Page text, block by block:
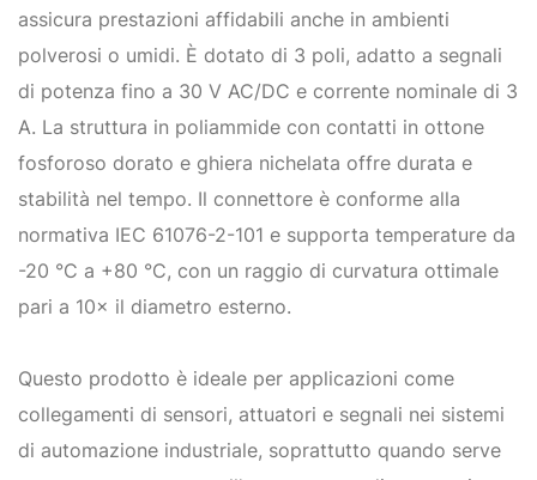
assicura prestazioni affidabili anche in ambienti
polverosi o umidi. È dotato di 3 poli, adatto a segnali
di potenza fino a 30 V AC/DC e corrente nominale di 3
A. La struttura in poliammide con contatti in ottone
fosforoso dorato e ghiera nichelata offre durata e
stabilità nel tempo. Il connettore è conforme alla
normativa IEC 61076-2-101 e supporta temperature da
-20 °C a +80 °C, con un raggio di curvatura ottimale
pari a 10× il diametro esterno.
Questo prodotto è ideale per applicazioni come
collegamenti di sensori, attuatori e segnali nei sistemi
di automazione industriale, soprattutto quando serve